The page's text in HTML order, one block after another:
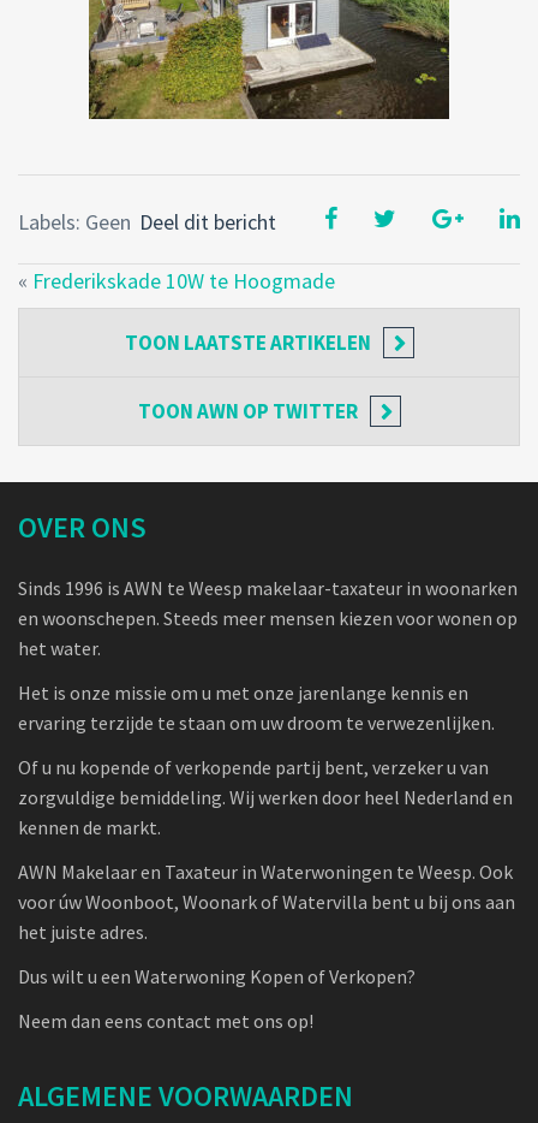
Deel dit bericht
Labels: Geen
« Frederikskade 10W te Hoogmade
TOON LAATSTE ARTIKELEN
TOONAWN OP TWITTER
OVER ONS
Sinds 1996 is AWN te Weesp makelaar-taxateur in woonarken
en woonschepen. Steeds meer mensen kiezen voor wonen op
het water.
Het is onze missie om u met onze jarenlange kennis en
ervaring terzijde te staan om uw droom te verwezenlijken.
Of u nu kopende of verkopende partij bent, verzeker u van
zorgvuldige bemiddeling. Wij werken door heel Nederland en
kennen de markt.
AWN Makelaar en Taxateur in Waterwoningen te Weesp. Ook
voor úw Woonboot, Woonark of Watervilla bent u bij ons aan
het juiste adres.
Dus wilt u een Waterwoning Kopen of Verkopen?
Neem dan eens contact met ons op!
ALGEMENE VOORWAARDEN